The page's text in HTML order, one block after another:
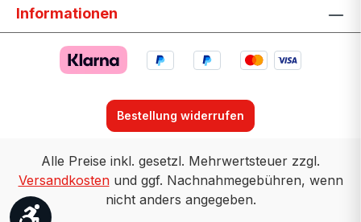
Informationen
Bestellung widerrufen
Alle Preise inkl. gesetzl. Mehrwertsteuer zzgl.
Versandkostenund ggf. Nachnahmegebühren, wenn
nicht anders angegeben.
Werkzeugleiste anzeigen